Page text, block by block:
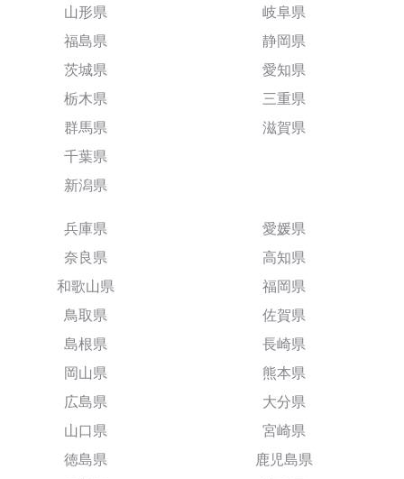
山形県
福島県
茨城県
栃木県
群馬県
千葉県
新潟県
岐阜県
静岡県
愛知県
三重県
滋賀県
兵庫県
奈良県
和歌山県
鳥取県
島根県
岡山県
広島県
山口県
徳島県
愛媛県
高知県
福岡県
佐賀県
長崎県
熊本県
大分県
宮崎県
鹿児島県